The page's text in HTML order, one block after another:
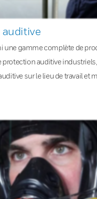
une gamme complète de
protection auditive
sur le lieu de travail et